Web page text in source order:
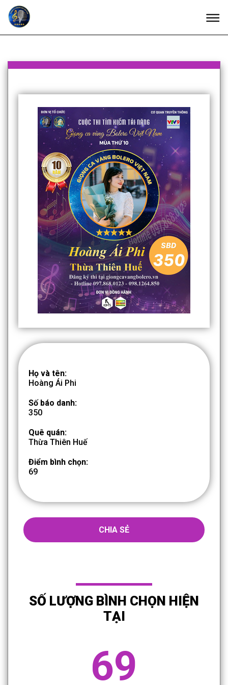
Họ và tên:
Hoàng Ái Phi
Số báo danh:
350
Quê quán:
Thừa Thiên Huế
Điểm bình chọn:
69
CHIA SẺ
SỐ LƯỢNG BÌNH CHỌN HIỆN
TẠI
69